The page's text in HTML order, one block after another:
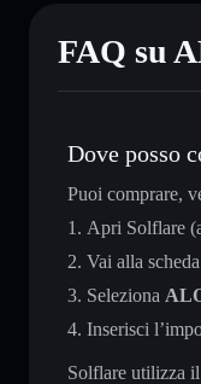
FAQ su
Dove posso
Puoi comprare,
Apri Solflare
Vai alla
Seleziona
Inserisci
Solflare utilizza